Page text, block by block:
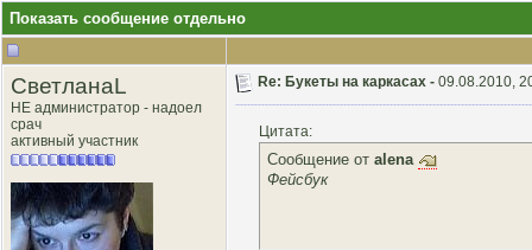
Показать сообщение отдельно
СветланаL
НЕ администратор - надоел
срач
активный участник
Re: Букеты на каркасах - 09.08.2010,
Цитата:
Сообщение от alena
Фейсбук